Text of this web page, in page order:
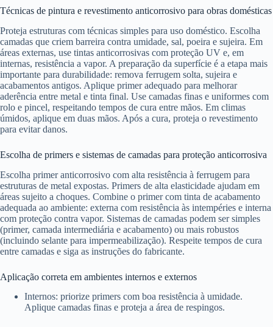
Técnicas de pintura e revestimento anticorrosivo para obras domésticas
Proteja estruturas com técnicas simples para uso doméstico. Escolha
camadas que criem barreira contra umidade, sal, poeira e sujeira. Em
áreas externas, use tintas anticorrosivas com proteção UV e, em
internas, resistência a vapor. A preparação da superfície é a etapa mais
importante para durabilidade: remova ferrugem solta, sujeira e
acabamentos antigos. Aplique primer adequado para melhorar
aderência entre metal e tinta final. Use camadas finas e uniformes com
rolo e pincel, respeitando tempos de cura entre mãos. Em climas
úmidos, aplique em duas mãos. Após a cura, proteja o revestimento
para evitar danos.
Escolha de primers e sistemas de camadas para proteção anticorrosiva
Escolha primer anticorrosivo com alta resistência à ferrugem para
estruturas de metal expostas. Primers de alta elasticidade ajudam em
áreas sujeito a choques. Combine o primer com tinta de acabamento
adequada ao ambiente: externa com resistência às intempéries e interna
com proteção contra vapor. Sistemas de camadas podem ser simples
(primer, camada intermediária e acabamento) ou mais robustos
(incluindo selante para impermeabilização). Respeite tempos de cura
entre camadas e siga as instruções do fabricante.
Aplicação correta em ambientes internos e externos
Internos: priorize primers com boa resistência à umidade.
Aplique camadas finas e proteja a área de respingos.